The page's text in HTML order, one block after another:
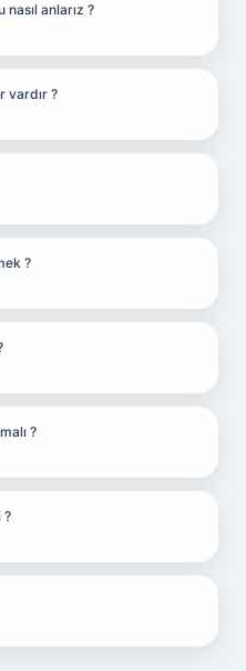
nasıl anlarız ?
vardır ?
?
?
?